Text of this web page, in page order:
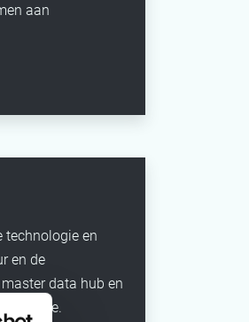
aan
technologie en
en de
data hub en